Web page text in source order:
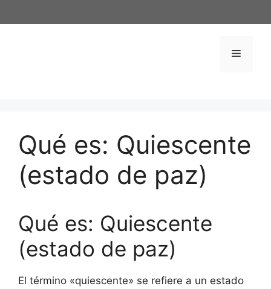
al
Menú
Qué es: Quiescente
(estado de paz)
Qué es: Quiescente
(estado de paz)
El término «quiescente» se refiere a un estado